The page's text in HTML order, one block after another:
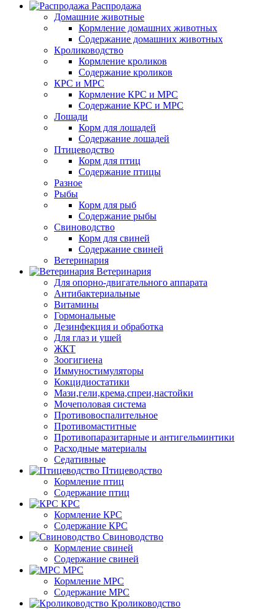
Распродажа
Домашние животные
Кормление домашних животных
Содержание домашних животных
Кролиководство
Кормление кроликов
Содержание кроликов
КРС и МРС
Кормление КРС и МРС
Содержание КРС и МРС
Лошади
Корм для лошадей
Содержание лошадей
Птицеводство
Корм для птиц
Содержание птицы
Разное
Рыбы
Корм для рыб
Содержание рыбы
Свиноводство
Корм для свиней
Содержание свиней
Ветеринария
Ветеринария
Для опорно-двигательного аппарата
Антибактериальные
Витамины
Гормональные
Дезинфекция и обработка
Для глаз и ушей
ЖКТ
Зоогигиена
Иммуностимуляторы
Кокцидиостатики
Мази,гели,крема,спреи,настойки
Мочеполовая система
Противовоспалительное
Противомаститные
Противопаразитарные и антигельминтики
Расходные материалы
Седативные
Птицеводство
Кормление птиц
Содержание птиц
КРС
Кормление КРС
Содержание КРС
Свиноводство
Кормление свиней
Содержание свиней
МРС
Кормление МРС
Содержание МРС
Кролиководство